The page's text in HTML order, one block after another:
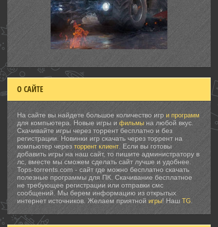
О САЙТЕ
На сайте вы найдете большое количество игр и программ
для компьютера. Новые игры и фильмы на любой вкус.
Скачивайте игры через торрент бесплатно и без
регистрации. Новинки игр скачать через торрент на
компьютер через торрент клиент . Если вы готовы
добавить игры на наш сайт, то пишите администратору в
лс, вместе мы сможем сделать сайт лучше и удобнее.
Tops-torrents.com - сайт где можно бесплатно скачать
полезные программы для ПК. Скачивание бесплатное
не требующее регистрации или отправки смс
сообщений. Мы берем информацию из открытых
интернет источников. Желаем приятной игры! Наш TG